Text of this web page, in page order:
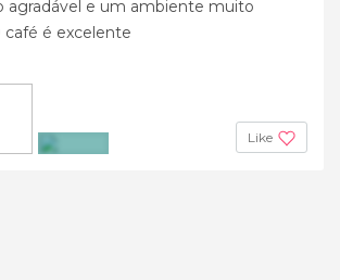
agradável e um ambiente muito
café é excelente
Like